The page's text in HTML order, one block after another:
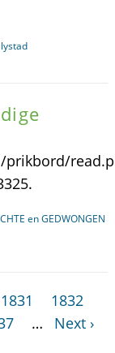
en GEDWONGEN
1831
1832
…
Next ›